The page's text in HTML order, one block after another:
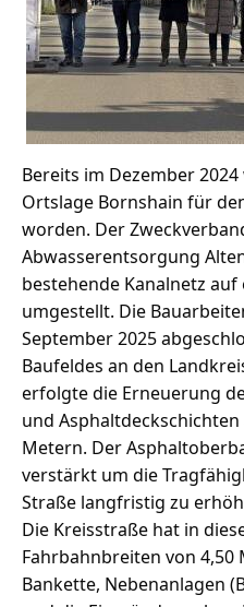
Bereits im Dezember
Ortslage Bornshain für
worden. Der
Abwasserentsorgung
bestehende Kanalnetz auf
umgestellt. Die
September 2025
Baufeldes an den
erfolgte die Erneuerung
und
Metern. Der
verstärkt um die
Straße langfristig zu
Die Kreisstraße hat in
Fahrbahnbreiten von 4,50
Bankette, Nebenanlagen